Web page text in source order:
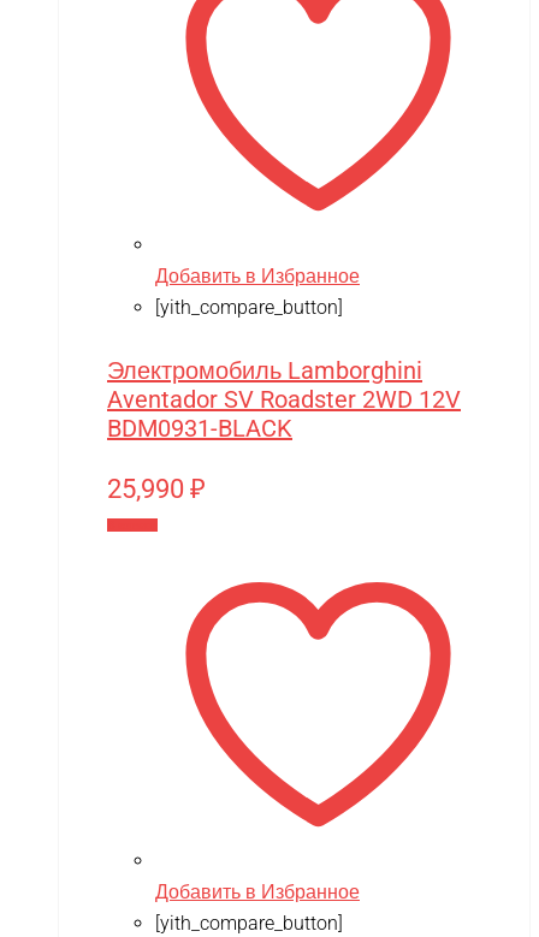
Добавить в Избранное
[yith_compare_button]
Электромобиль Lamborghini
Aventador SV Roadster 2WD 12V
BDM0931-BLACK
25,990 ₽
Добавить в Избранное
[yith_compare_button]